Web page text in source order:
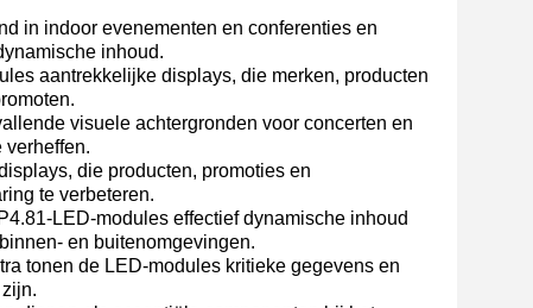
in indoor evenementen en conferenties en
inhoud.
aantrekkelijke displays, die merken, producten
visuele achtergronden voor concerten en
verheffen.
die producten, promoties en
te verbeteren.
LED-modules effectief dynamische inhoud
en buitenomgevingen.
tonen de LED-modules kritieke gegevens en